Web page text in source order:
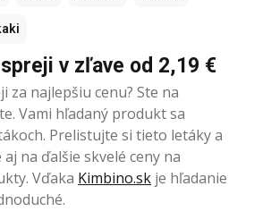
v zľave od 2,19 €
za najlepšiu cenu? Ste na
Vami hľadaný produkt sa
Prelistujte si tieto letáky a
na ďalšie skvelé ceny na
Vďaka Kimbino.sk je hľadanie